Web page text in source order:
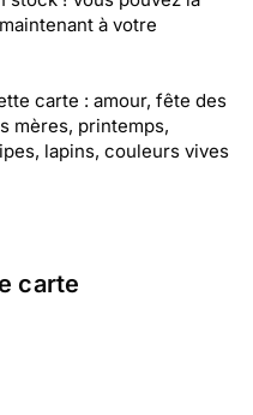
à votre
carte : amour, fête des
mères, printemps,
lapins, couleurs vives
carte